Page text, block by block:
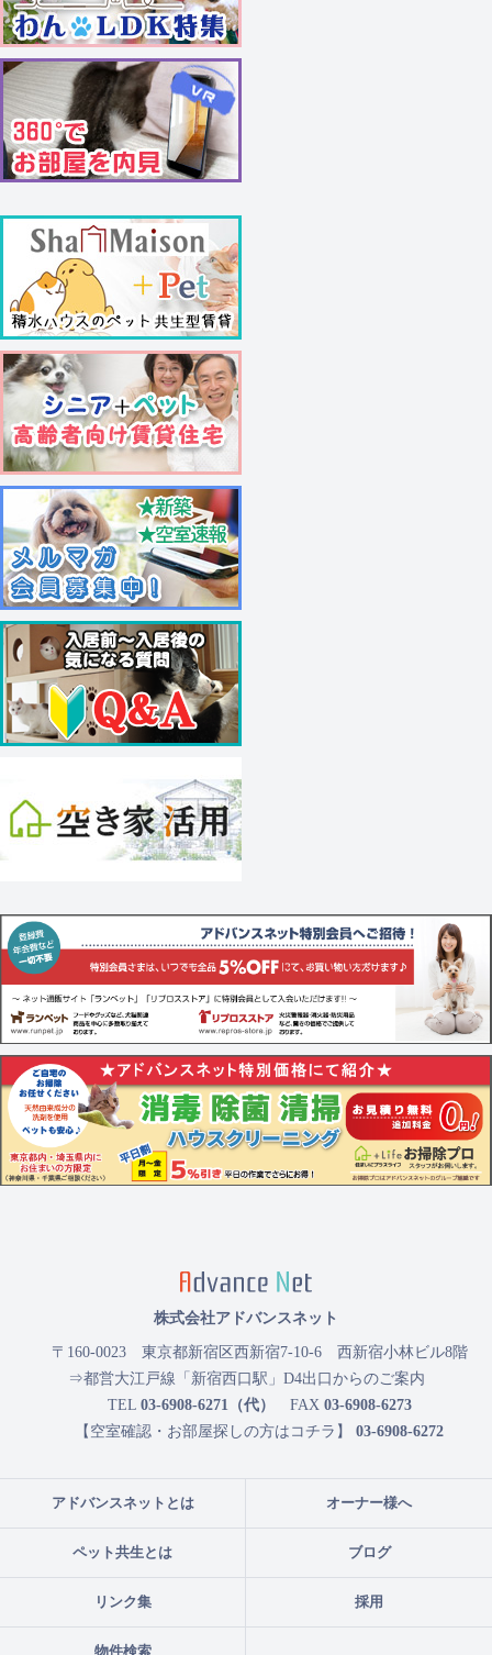
アドバンスネットとは オーナー様へ
ペット共生とは ブログ
リンク集 採用
物件検索
株式会社アドバンスネット
〒160-0023 東京都新宿区西新宿7-10-6 西新宿小林ビル8階
⇒都営大江戸線「新宿西口駅」D4出口からのご案内
TEL 03-6908-6271（代） FAX 03-6908-6273
【空室確認・お部屋探しの方はコチラ】 03-6908-6272